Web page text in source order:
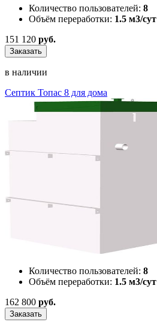
Количество пользователей: 8
Объём переработки: 1.5 м3/сут
151 120 руб.
Заказать
в наличии
Септик Топас 8 для дома
Количество пользователей: 8
Объём переработки: 1.5 м3/сут
162 800 руб.
Заказать